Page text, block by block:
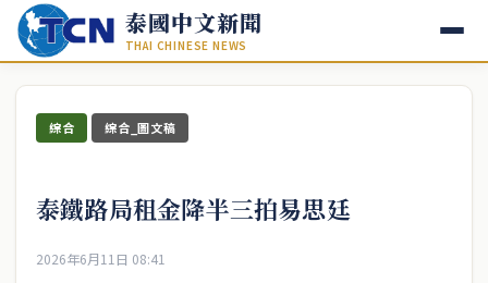
泰國中文新聞
THAI CHINESE NEWS
綜合 綜合_圖文稿
泰鐵路局租金降半三拍易思廷
2026年6月11日 08:41